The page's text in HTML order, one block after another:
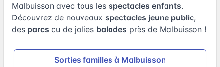
Malbuisson avec tous les spectacles enfants.
Découvrez de nouveaux spectacles jeune public,
des parcs ou de jolies balades près de Malbuisson !
Sorties familles à Malbuisson